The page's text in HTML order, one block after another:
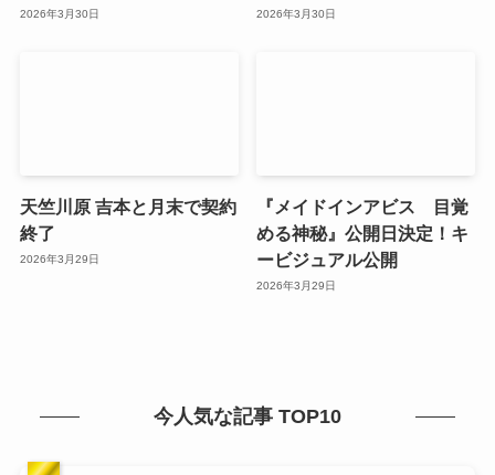
2026年3月30日 2026年3月30日
天竺川原 吉本と月末で契約
終了
2026年3月29日
『メイドインアビス 目覚
める神秘』公開日決定！キ
ービジュアル公開
2026年3月29日
今人気な記事 TOP10